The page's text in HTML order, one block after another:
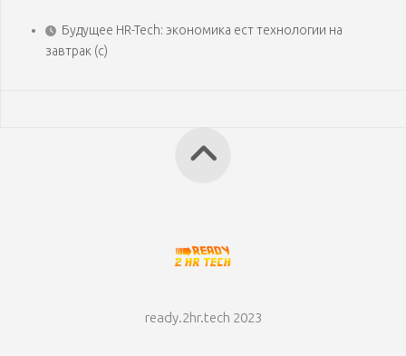
Будущее HR-Tech: экономика ест технологии на
завтрак (с)
ready.2hr.tech 2023